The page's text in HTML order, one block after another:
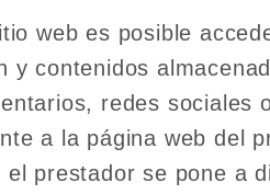
web es posible
y contenidos
redes sociales
a la página web del
el prestador se pone a